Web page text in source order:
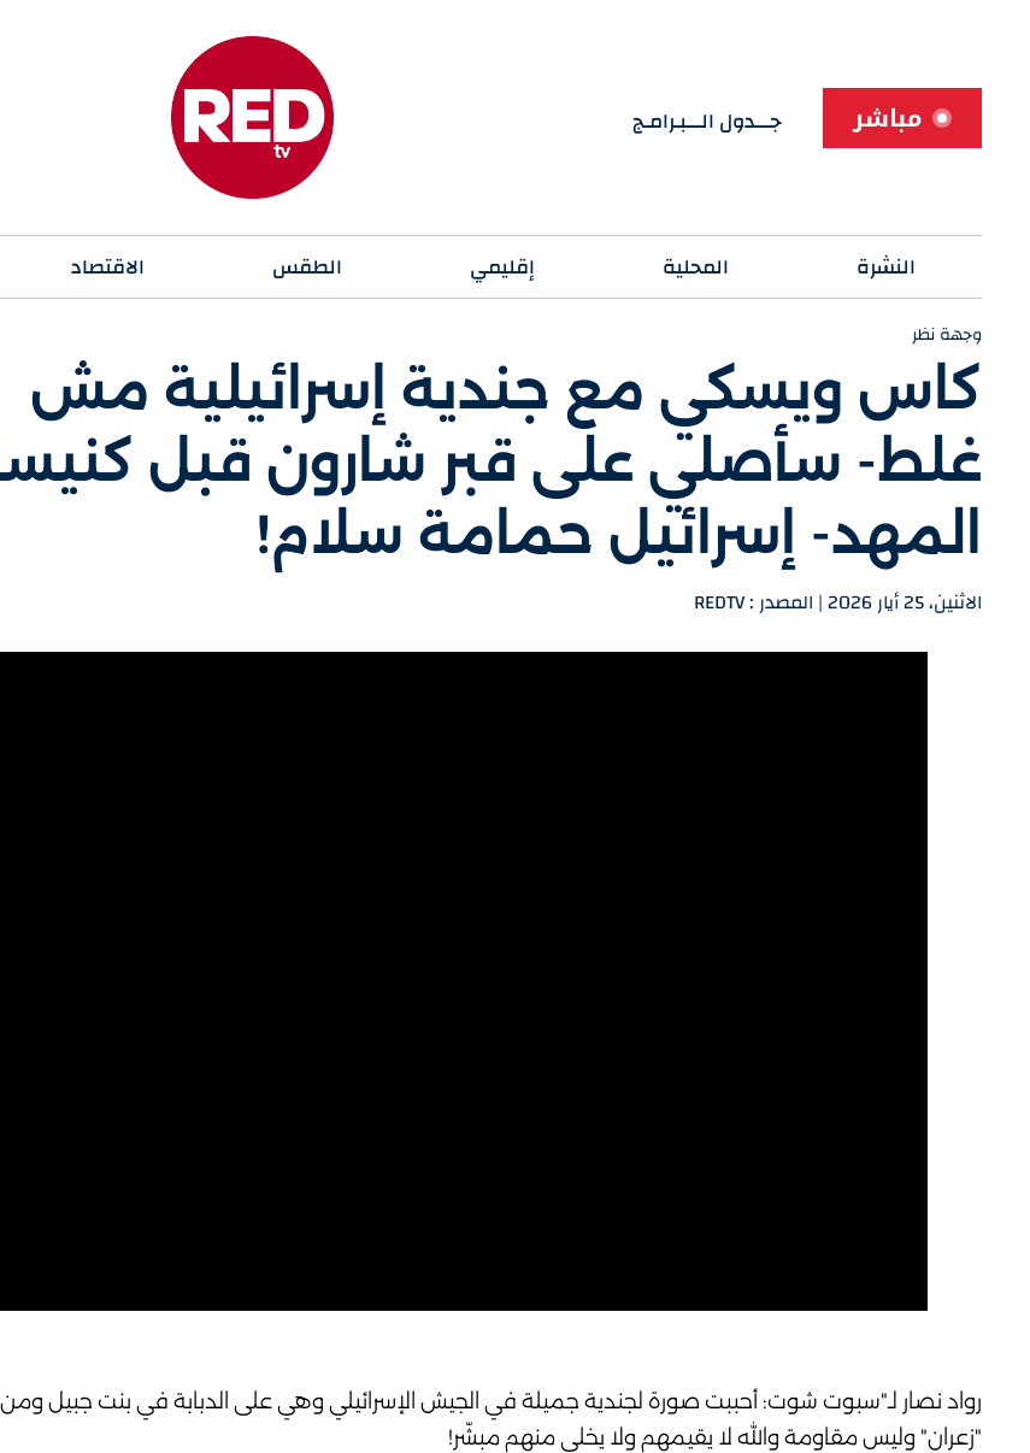
مباشر جـــدول الـــبـرامـج
النشرة المحلية إقليمي الطقس الاقتصاد
وجهة نظر
كاس ويسكي مع جندية إسرائيلية مش
غلط- سأصلي على قبر شارون قبل
المهد- إسرائيل حمامة سلام!
الاثنين، 25 أيار 2026 | المصدر : REDTV
رواد نصار لـ"سبوت شوت: أحببت صورة لجندية جميلة في الجيش الإسرائيلي وهي على الدبابة في بنت جبيل
"زعران" وليس مقاومة والله لا يقيمهم ولا يخلي منهم مبشّر!